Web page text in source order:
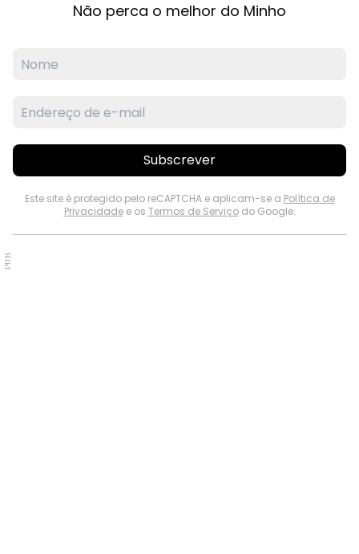
Não perca o melhor do Minho
Subscrever
Este site é protegido pelo reCAPTCHA e aplicam-se a Política de
Privacidadee os Termos de Serviçodo Google.
PUB.